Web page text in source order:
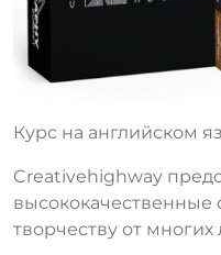
Курс на английском
Creativehighway
творчеству от